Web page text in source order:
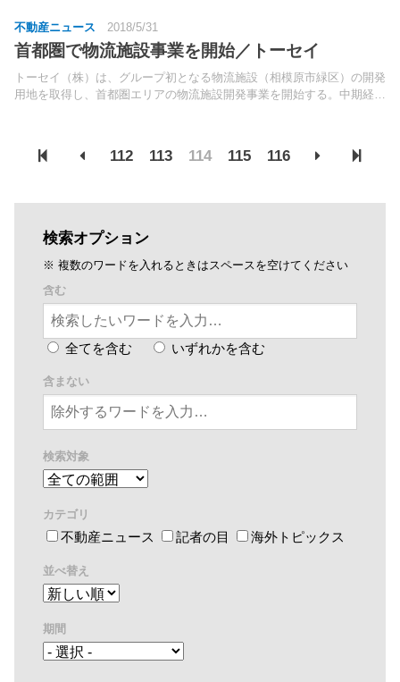
不動産ニュース 2018/5/31
首都圏で物流施設事業を開始／トーセイ
トーセイ（株）は、グループ初となる物流施設（相模原市緑区）の開発
用地を取得し、首都圏エリアの物流施設開発事業を開始する。中期経営
112 113 114 115 116
検索オプション
※ 複数のワードを入れるときはスペースを空けてください
含む
全てを含む いずれかを含む
含まない
検索対象
カテゴリ
不動産ニュース 記者の目 海外トピックス
並べ替え
期間